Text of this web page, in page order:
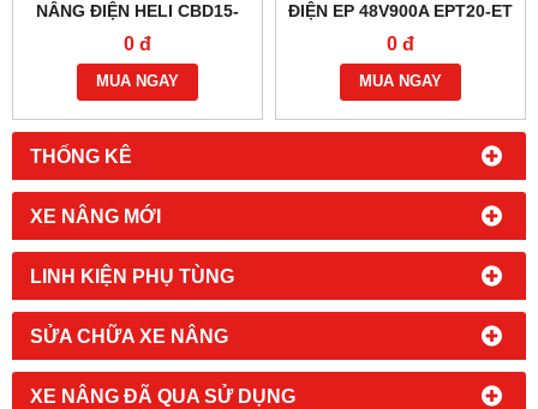
THỐNG KÊ
XE NÂNG MỚI
LINH KIỆN PHỤ TÙNG
SỬA CHỮA XE NÂNG
XE NÂNG ĐÃ QUA SỬ DỤNG
NÂNG ĐIỆN HELI CBD15-
170H/170G
0 đ
MUA NGAY
ĐIỆN EP 48V900A EPT20-ET
0 đ
MUA NGAY